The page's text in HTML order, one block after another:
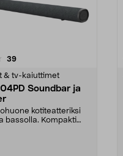
39arvostelut
& tv-kaiuttimet
Soundbar ja
kotiteatteriksi
bassolla. Kompakti
4.5 viidestä